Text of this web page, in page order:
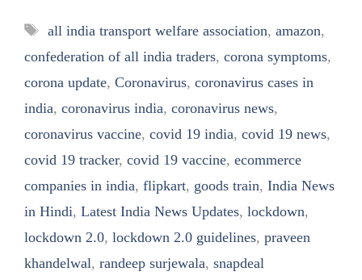
Tags
all india transport welfare association, amazon,
confederation of all india traders, corona symptoms,
corona update, Coronavirus, coronavirus cases in
india, coronavirus india, coronavirus news,
coronavirus vaccine, covid 19 india, covid 19 news,
covid 19 tracker, covid 19 vaccine, ecommerce
companies in india, flipkart, goods train, India News
in Hindi, Latest India News Updates, lockdown,
lockdown 2.0, lockdown 2.0 guidelines, praveen
khandelwal, randeep surjewala, snapdeal